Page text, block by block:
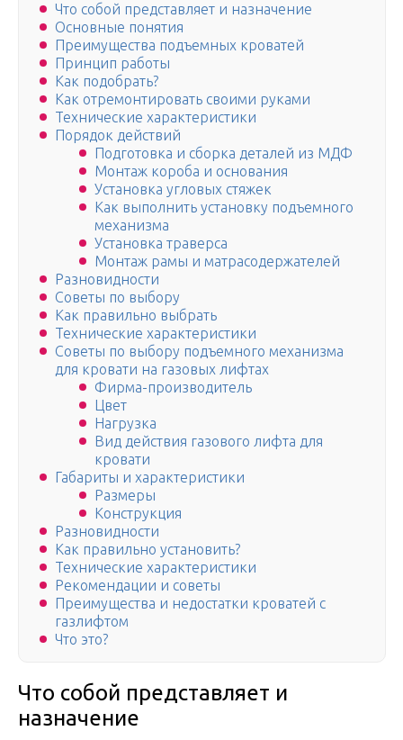
Что собой представляет и назначение
Основные понятия
Преимущества подъемных кроватей
Принцип работы
Как подобрать?
Как отремонтировать своими руками
Технические характеристики
Порядок действий
Подготовка и сборка деталей из МДФ
Монтаж короба и основания
Установка угловых стяжек
Как выполнить установку подъемного
механизма
Установка траверса
Монтаж рамы и матрасодержателей
Разновидности
Советы по выбору
Как правильно выбрать
Технические характеристики
Советы по выбору подъемного механизма
для кровати на газовых лифтах
Фирма-производитель
Цвет
Нагрузка
Вид действия газового лифта для
кровати
Габариты и характеристики
Размеры
Конструкция
Разновидности
Как правильно установить?
Технические характеристики
Рекомендации и советы
Преимущества и недостатки кроватей с
газлифтом
Что это?
Что собой представляет и
назначение